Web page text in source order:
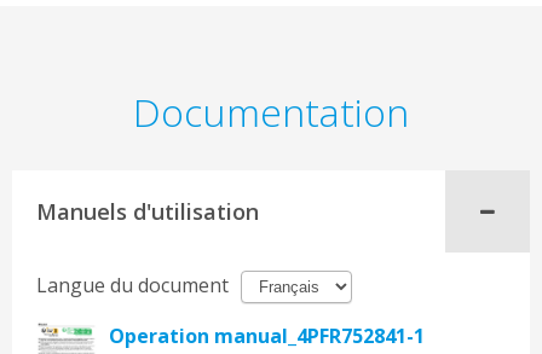
Documentation
Manuels d'utilisation
Langue du document
Operation manual_4PFR752841-1